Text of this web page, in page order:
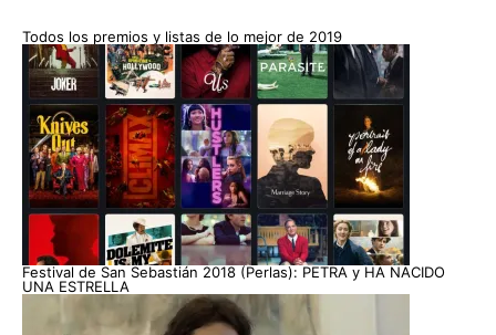
Todos los premios y listas de lo mejor de 2019
Festival de San Sebastián 2018 (Perlas): PETRA y HA NACIDO
UNA ESTRELLA